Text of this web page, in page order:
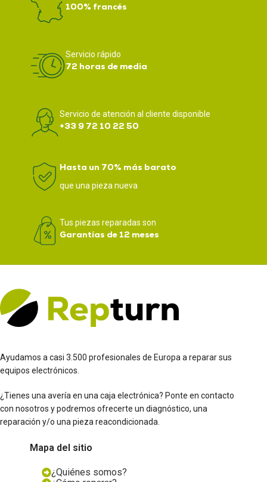
100% francés
Servicio rápido
72 horas de media
Servicio de atención al cliente disponible
+33 9 72 10 22 50
Hasta un 70% más barato
que una pieza nueva
Tus piezas reparadas son
Garantías de 12 meses
Ayudamos a casi 3.500 profesionales de Europa a reparar sus
equipos electrónicos.
¿Tienes una avería en una caja electrónica? Ponte en contacto
con nosotros y podremos ofrecerte un diagnóstico, una
reparación y/o una pieza reacondicionada.
Mapa del sitio
¿Quiénes somos?